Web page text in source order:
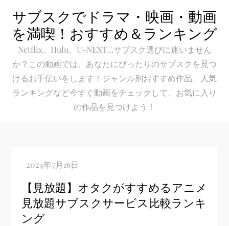
content
サブスクでドラマ・映画・動画
を満喫！おすすめ＆ランキング
Netflix、Hulu、U-NEXT…サブスク選びに迷いません
か？この動画では、あなたにぴったりのサブスクを見つ
けるお手伝いをします！ジャンル別おすすめ作品、人気
ランキングなど今すぐ動画をチェックして、お気に入り
の作品を見つけよう！
【見放題】オタクがすすめるアニメ
見放題サブスクサービス比較ランキ
ング